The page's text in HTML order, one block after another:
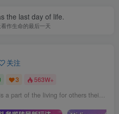
the last day of life.
作生命的最后一天
关注
3 563W+
Everyone there is a part of the living for others their own.